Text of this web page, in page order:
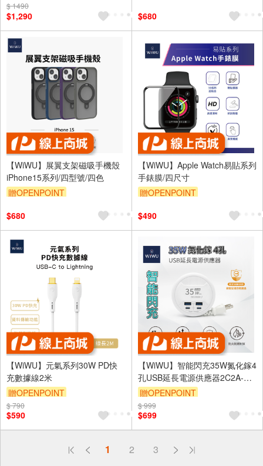
$ 1490
$1,290
$680
【WiWU】展翼支架磁吸手機殼
iPhone15系列/四型號/四色
贈OPENPOINT
$680
【WiWU】Apple Watch易貼系列
手錶膜/四尺寸
贈OPENPOINT
$490
【WiWU】元氣系列30W PD快
充數據線2米
贈OPENPOINT
$ 790
$590
【WiWU】智能閃充35W氮化鎵4
孔USB延長電源供應器2C2A-
47cm
贈OPENPOINT
$ 999
$699
1 2 3
偏遠地區配送